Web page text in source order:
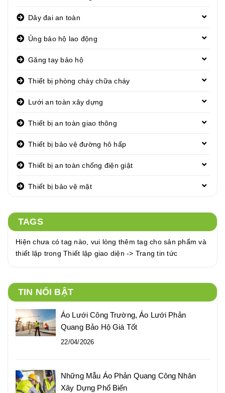
Dây đai an toàn
Ủng bảo hộ lao động
Găng tay bảo hộ
Thiết bị phòng cháy chữa cháy
Lưới an toàn xây dựng
Thiết bị an toàn giao thông
Thiết bị bảo vệ đường hô hấp
Thiết bị an toàn chống điện giật
Thiết bị bảo vệ mặt
TAGS
Hiện chưa có tag nào, vui lòng thêm tag cho sản phẩm và
thiết lập trong Thiết lập giao diện -> Trang tin tức
TIN NỔI BẬT
Áo Lưới Công Trường, Áo Lưới Phản
Quang Bảo Hộ Giá Tốt
22/04/2026
Những Mẫu Áo Phản Quang Công Nhân
Xây Dựng Phổ Biến